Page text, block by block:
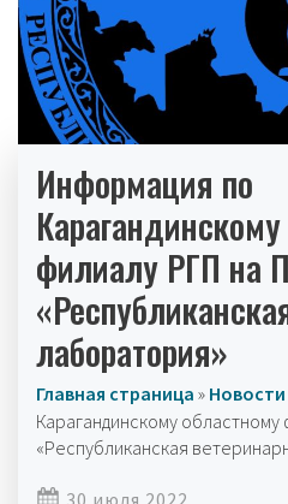
Информация по
филиалу РГП на
лаборатория»
Главная страница » Новости
Карагандинскому
«Республиканская